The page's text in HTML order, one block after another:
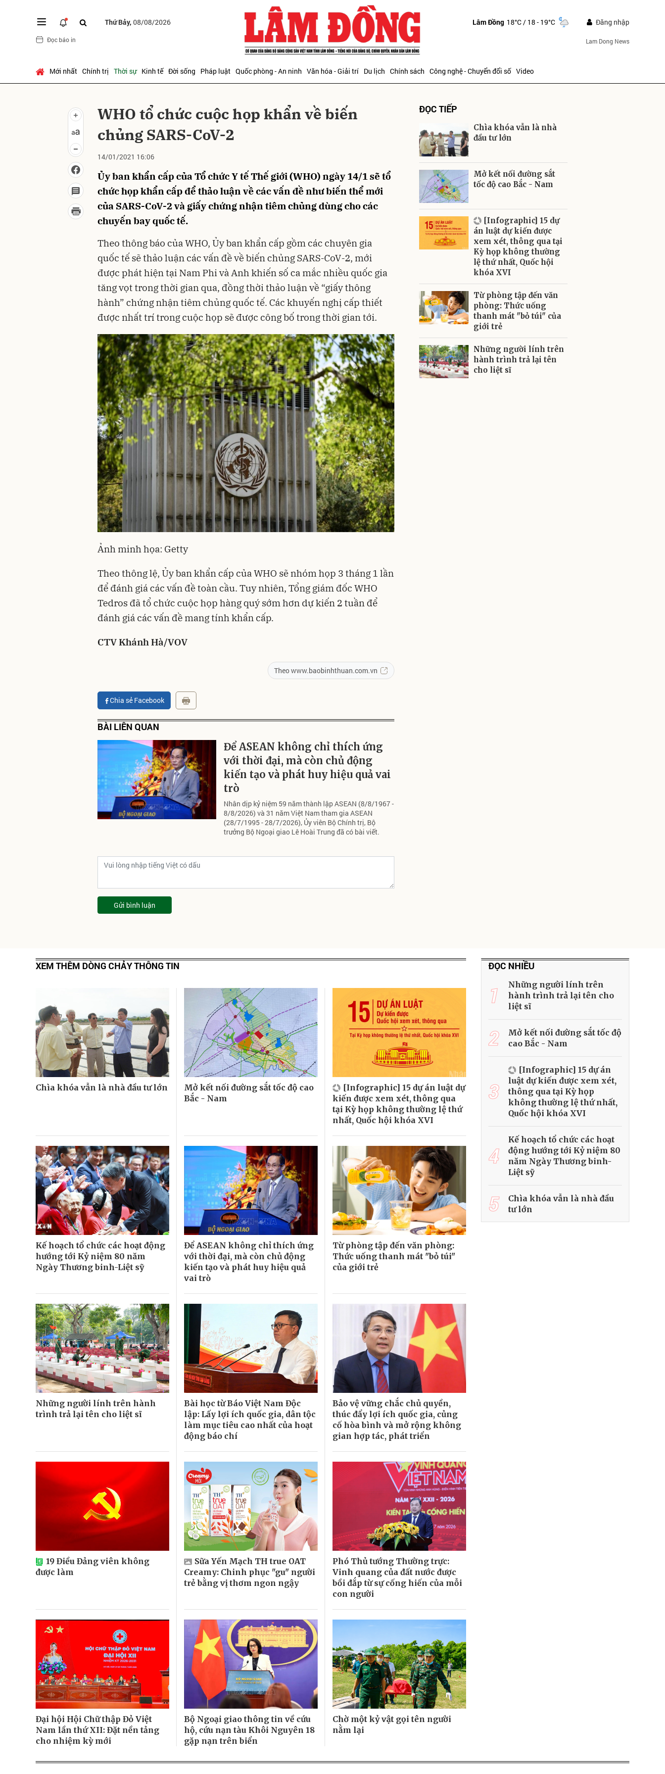
Thứ Bảy, 08/08/2026
Đọc báo in
Lâm Đồng 18°C/ 18 - 19°C Đăng nhập
Lam Dong News
Mới nhất Chính trị Thời sự Kinh tế Đời sống Pháp luật Quốc phòng - An ninh Văn hóa - Giải trí Du lịch Chính sách Công nghệ - Chuyển đổi số Video
WHO tổ chức cuộc họp khẩn về biến
chủng SARS-CoV-2
14/01/2021 16:06
Ủy ban khẩn cấp của Tổ chức Y tế Thế giới (WHO) ngày 14/1 sẽ tổ
chức họp khẩn cấp để thảo luận về các vấn đề như biến thể mới
của SARS-CoV-2 và giấy chứng nhận tiêm chủng dùng cho các
chuyến bay quốc tế.
Theo thông báo của WHO, Ủy ban khẩn cấp gồm các chuyên gia
quốc tế sẽ thảo luận các vấn đề về biến chủng SARS-CoV-2, mới
được phát hiện tại Nam Phi và Anh khiến số ca mắc nhiều quốc gia
tăng vọt trong thời gian qua, đồng thời thảo luận về “giấy thông
hành” chứng nhận tiêm chủng quốc tế. Các khuyến nghị cấp thiết
được nhất trí trong cuộc họp sẽ được công bố trong thời gian tới.
Ảnh minh họa: Getty
Theo thông lệ, Ủy ban khẩn cấp của WHO sẽ nhóm họp 3 tháng 1 lần
để đánh giá các vấn đề toàn cầu. Tuy nhiên, Tổng giám đốc WHO
Tedros đã tổ chức cuộc họp hàng quý sớm hơn dự kiến 2 tuần để
đánh giá các vấn đề mang tính khẩn cấp.
CTV Khánh Hà/VOV
Theo www.baobinhthuan.com.vn
Chia sẻ Facebook
BÀI LIÊN QUAN
Để ASEAN không chỉ thích ứng
với thời đại, mà còn chủ động
kiến tạo và phát huy hiệu quả vai
trò
Nhân dịp kỷ niệm 59 năm thành lập ASEAN (8/8/1967 -
8/8/2026) và 31 năm Việt Nam tham gia ASEAN
(28/7/1995 - 28/7/2026), Ủy viên Bộ Chính trị, Bộ
trưởng Bộ Ngoại giao Lê Hoài Trung đã có bài viết.
Gửi bình luận
ĐỌC TIẾP
Chìa khóa vẫn là nhà
đầu tư lớn
Mở kết nối đường sắt
tốc độ cao Bắc - Nam
[Infographic] 15 dự
án luật dự kiến được
xem xét, thông qua tại
Kỳ họp không thường
lệ thứ nhất, Quốc hội
khóa XVI
Từ phòng tập đến văn
phòng: Thức uống
thanh mát "bỏ túi" của
giới trẻ
Những người lính trên
hành trình trả lại tên
cho liệt sĩ
XEM THÊM DÒNG CHẢY THÔNG TIN
Chìa khóa vẫn là nhà đầu tư lớn
Mở kết nối đường sắt tốc độ cao
Bắc - Nam
[Infographic] 15 dự án luật dự
kiến được xem xét, thông qua
tại Kỳ họp không thường lệ thứ
nhất, Quốc hội khóa XVI
Kế hoạch tổ chức các hoạt động
hướng tới Kỷ niệm 80 năm
Ngày Thương binh-Liệt sỹ
Để ASEAN không chỉ thích ứng
với thời đại, mà còn chủ động
kiến tạo và phát huy hiệu quả
vai trò
Từ phòng tập đến văn phòng:
Thức uống thanh mát "bỏ túi"
của giới trẻ
Những người lính trên hành
trình trả lại tên cho liệt sĩ
Bài học từ Báo Việt Nam Độc
lập: Lấy lợi ích quốc gia, dân tộc
làm mục tiêu cao nhất của hoạt
động báo chí
Bảo vệ vững chắc chủ quyền,
thúc đẩy lợi ích quốc gia, củng
cố hòa bình và mở rộng không
gian hợp tác, phát triển
19 Điều Đảng viên không
được làm
Sữa Yến Mạch TH true OAT
Creamy: Chinh phục "gu" người
trẻ bằng vị thơm ngon ngậy
Phó Thủ tướng Thường trực:
Vinh quang của đất nước được
bồi đắp từ sự cống hiến của mỗi
con người
Đại hội Hội Chữ thập Đỏ Việt
Nam lần thứ XII: Đặt nền tảng
cho nhiệm kỳ mới
Bộ Ngoại giao thông tin về cứu
hộ, cứu nạn tàu Khôi Nguyên 18
gặp nạn trên biển
Chờ một kỷ vật gọi tên người
nằm lại
ĐỌC NHIỀU
1
Những người lính trên
hành trình trả lại tên cho
liệt sĩ
2
Mở kết nối đường sắt tốc độ
cao Bắc - Nam
3
[Infographic] 15 dự án
luật dự kiến được xem xét,
thông qua tại Kỳ họp
không thường lệ thứ nhất,
Quốc hội khóa XVI
4
Kế hoạch tổ chức các hoạt
động hướng tới Kỷ niệm 80
năm Ngày Thương binh-
Liệt sỹ
5
Chìa khóa vẫn là nhà đầu
tư lớn
Gửi bình luận
Gửi